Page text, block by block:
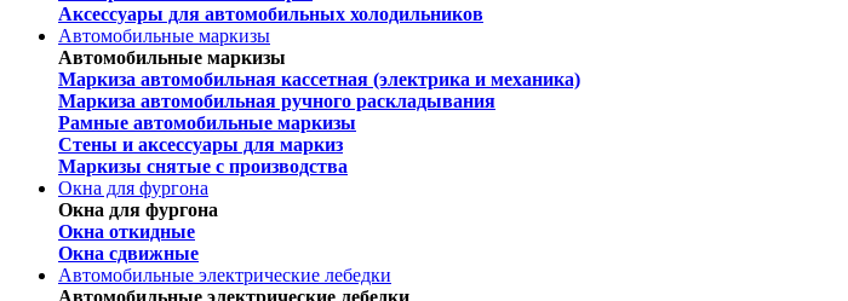
Аксессуары для автомобильных холодильников
Автомобильные маркизы
Автомобильные маркизы
Маркиза автомобильная кассетная (электрика и механика)
Маркиза автомобильная ручного раскладывания
Рамные автомобильные маркизы
Стены и аксессуары для маркиз
Маркизы снятые с производства
Окна для фургона
Окна для фургона
Окна откидные
Окна сдвижные
Автомобильные электрические лебедки
Автомобильные электрические лебедки